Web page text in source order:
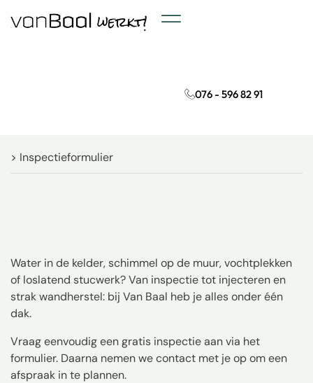
076 - 596 82 91
> Inspectieformulier
Water in de kelder, schimmel op de muur, vochtplekken
of loslatend stucwerk? Van inspectie tot injecteren en
strak wandherstel: bij Van Baal heb je alles onder één
dak.
Vraag eenvoudig een gratis inspectie aan via het
formulier. Daarna nemen we contact met je op om een
afspraak in te plannen.